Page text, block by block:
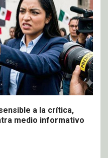
a la crítica,
medio informativo